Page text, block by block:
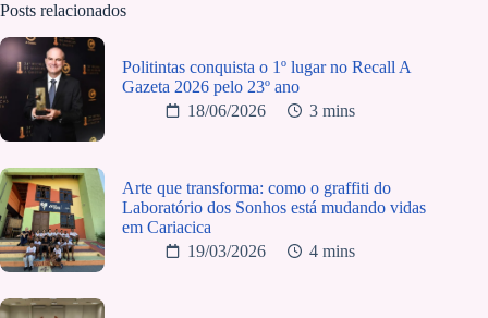
Posts relacionados
Politintas conquista o 1º lugar no Recall A
Gazeta 2026 pelo 23º ano
18/06/2026
3 mins
Arte que transforma: como o graffiti do
Laboratório dos Sonhos está mudando vidas
em Cariacica
19/03/2026
4 mins